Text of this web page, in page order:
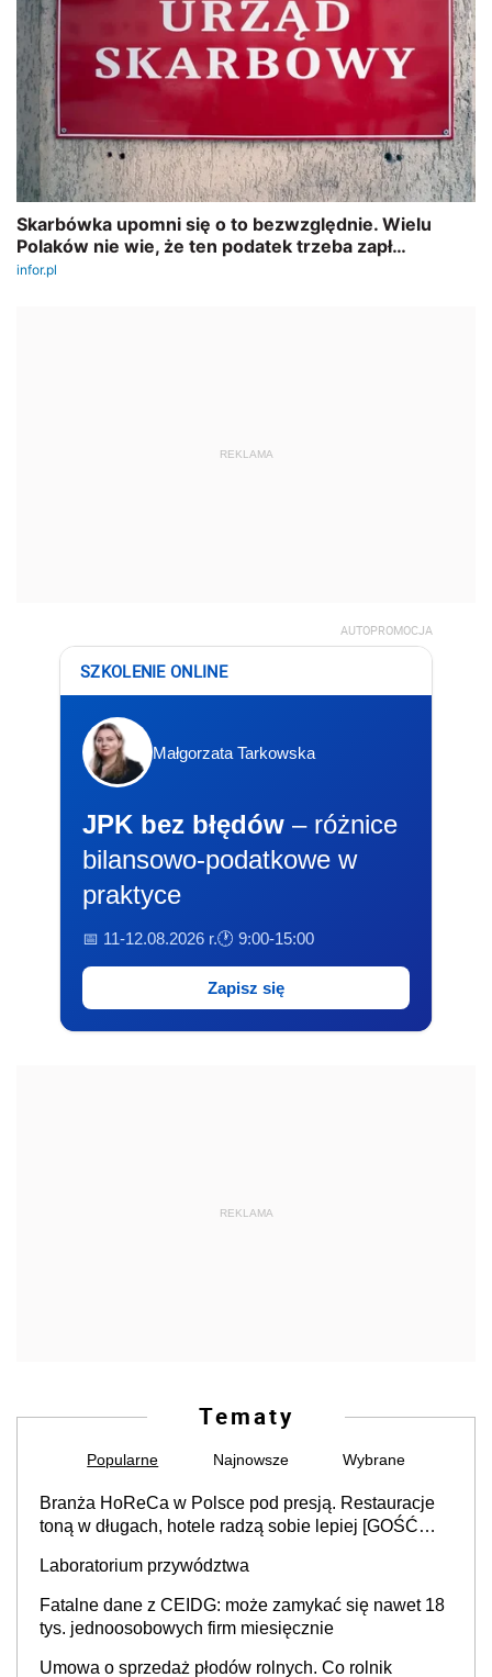
REKLAMA
AUTOPROMOCJA
SZKOLENIE ONLINE
Małgorzata Tarkowska
JPK bez błędów – różnice
bilansowo-podatkowe w
praktyce
📅 11-12.08.2026 r.🕐 9:00-15:00
Zapisz się
REKLAMA
Tematy
Popularne Najnowsze Wybrane
Branża HoReCa w Polsce pod presją. Restauracje
toną w długach, hotele radzą sobie lepiej [GOŚĆ
Laboratorium przywództwa
Fatalne dane z CEIDG: może zamykać się nawet 18
tys. jednoosobowych firm miesięcznie
Umowa o sprzedaż płodów rolnych. Co rolnik